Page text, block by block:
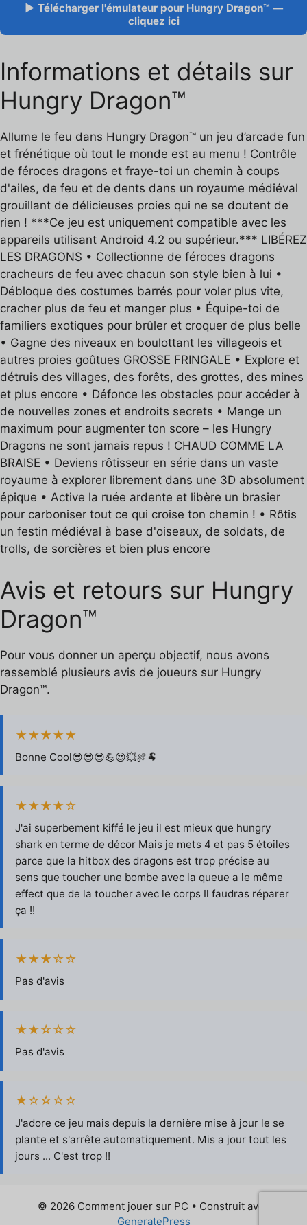
▶ Télécharger l'émulateur pour Hungry Dragon™ —
cliquez ici
Informations et détails sur
Hungry Dragon™
Allume le feu dans Hungry Dragon™ un jeu d’arcade fun
et frénétique où tout le monde est au menu ! Contrôle
de féroces dragons et fraye-toi un chemin à coups
d'ailes, de feu et de dents dans un royaume médiéval
grouillant de délicieuses proies qui ne se doutent de
rien ! ***Ce jeu est uniquement compatible avec les
appareils utilisant Android 4.2 ou supérieur.*** LIBÉREZ
LES DRAGONS • Collectionne de féroces dragons
cracheurs de feu avec chacun son style bien à lui •
Débloque des costumes barrés pour voler plus vite,
cracher plus de feu et manger plus • Équipe-toi de
familiers exotiques pour brûler et croquer de plus belle
• Gagne des niveaux en boulottant les villageois et
autres proies goûtues GROSSE FRINGALE • Explore et
détruis des villages, des forêts, des grottes, des mines
et plus encore • Défonce les obstacles pour accéder à
de nouvelles zones et endroits secrets • Mange un
maximum pour augmenter ton score – les Hungry
Dragons ne sont jamais repus ! CHAUD COMME LA
BRAISE • Deviens rôtisseur en série dans un vaste
royaume à explorer librement dans une 3D absolument
épique • Active la ruée ardente et libère un brasier
pour carboniser tout ce qui croise ton chemin ! • Rôtis
un festin médiéval à base d'oiseaux, de soldats, de
trolls, de sorcières et bien plus encore
Avis et retours sur Hungry
Dragon™
Pour vous donner un aperçu objectif, nous avons
rassemblé plusieurs avis de joueurs sur Hungry
Dragon™.
★★★★★
Bonne Cool😎😎😎💪😍💥🍖🐏
★★★★☆
J'ai superbement kiffé le jeu il est mieux que hungry
shark en terme de décor Mais je mets 4 et pas 5 étoiles
parce que la hitbox des dragons est trop précise au
sens que toucher une bombe avec la queue a le même
effect que de la toucher avec le corps Il faudras réparer
ça !!
★★★☆☆
Pas d'avis
★★☆☆☆
Pas d'avis
★☆☆☆☆
J'adore ce jeu mais depuis la dernière mise à jour le se
plante et s'arrête automatiquement. Mis a jour tout les
jours ... C'est trop !!
© 2026 Comment jouer sur PC • Construit avec
GeneratePress